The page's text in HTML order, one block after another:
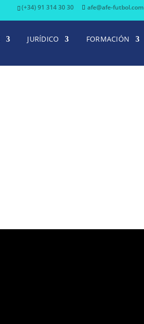
(+34) 91 314 30 30 afe@afe-futbol.com
JURÍDICO FORMACIÓN